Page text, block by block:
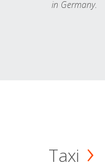
in Germany.
Taxi